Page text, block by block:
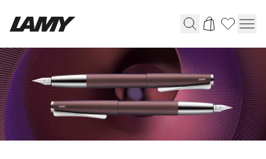
筆記具
万年筆
ボールペン
ペンシル
ローラーボール